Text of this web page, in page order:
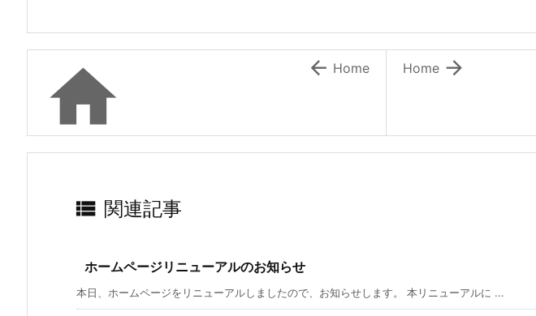

Home
  Home
 関連記事
ホームページリニューアルのお知らせ
本日、ホームページをリニューアルしましたので、お知らせします。 本リニューアルに ...